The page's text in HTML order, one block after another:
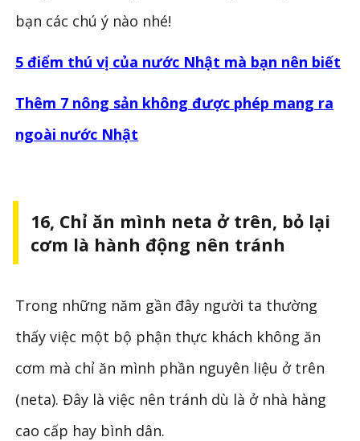
bạn các chú ý nào nhé!
5 điểm thú vị của nước Nhật mà bạn nên biết
Thêm 7 nông sản không được phép mang ra
ngoài nước Nhật
16, Chỉ ăn mình neta ở trên, bỏ lại
cơm là hành động nên tránh
Trong những năm gần đây người ta thường
thấy việc một bộ phận thực khách không ăn
cơm mà chỉ ăn mình phần nguyên liệu ở trên
(neta). Đây là việc nên tránh dù là ở nhà hàng
cao cấp hay bình dân.